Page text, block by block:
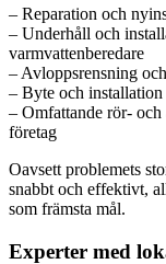
– Reparation och
– Underhåll och
varmvattenberedare
– Avloppsrensning
– Byte och
– Omfattande rör-
företag
Oavsett problemets
snabbt och effektivt,
som främsta mål.
Experter med